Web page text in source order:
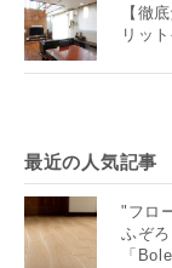
【徹
リッ
最近の人気記事
"フロ
ふぞ
「